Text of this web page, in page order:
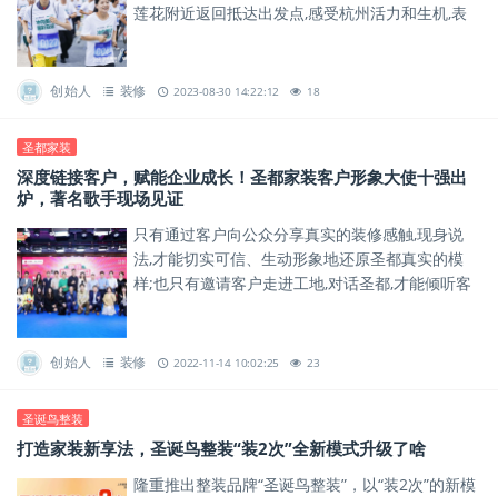
莲花附近返回抵达出发点,感受杭州活力和生机,表
创始人 装修 2023-08-30 14:22:12 18
圣都家装
深度链接客户，赋能企业成长！圣都家装客户形象大使十强出
炉，著名歌手现场见证
只有通过客户向公众分享真实的装修感触,现身说
法,才能切实可信、生动形象地还原圣都真实的模
样;也只有邀请客户走进工地,对话圣都,才能倾听客
创始人 装修 2022-11-14 10:02:25 23
圣诞鸟整装
打造家装新享法，圣诞鸟整装“装2次”全新模式升级了啥
隆重推出整装品牌“圣诞鸟整装”，以“装2次”的新模